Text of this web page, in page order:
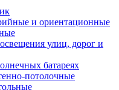
и ориентационные
улиц, дорог и
батареях
потолочные